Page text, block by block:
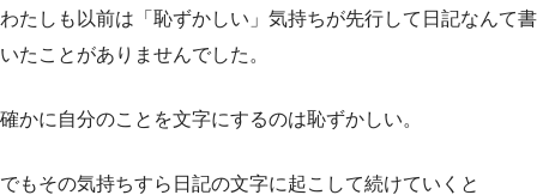
わたしも以前は「恥ずかしい」気持ちが先行して日記なんて書
いたことがありませんでした。
確かに自分のことを文字にするのは恥ずかしい。
でもその気持ちすら日記の文字に起こして続けていくと